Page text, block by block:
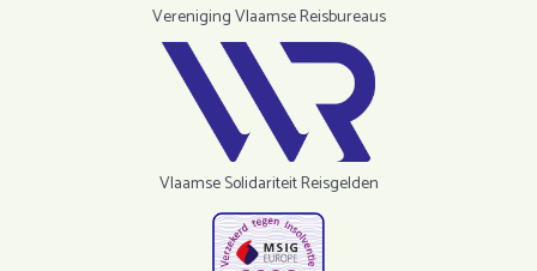
Vereniging Vlaamse Reisbureaus
Vlaamse Solidariteit Reisgelden